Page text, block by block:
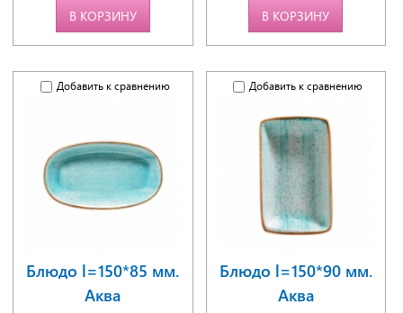
В КОРЗИНУ В КОРЗИНУ
Добавить к сравнению
Блюдо l=150*85 мм.
Аква
Добавить к сравнению
Блюдо l=150*90 мм.
Аква